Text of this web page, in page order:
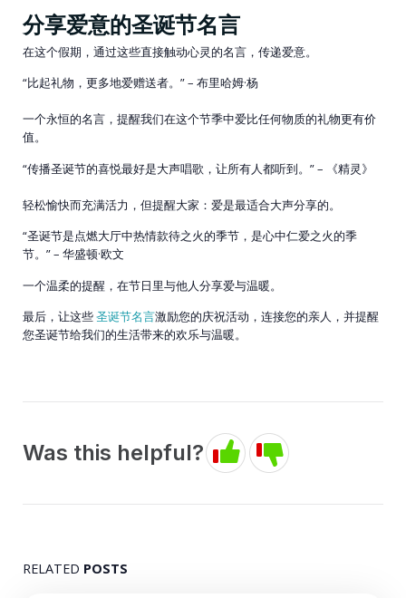
分享爱意的圣诞节名言
在这个假期，通过这些直接触动心灵的名言，传递爱意。
“比起礼物，更多地爱赠送者。” – 布里哈姆·杨
一个永恒的名言，提醒我们在这个节季中爱比任何物质的礼物更有价
值。
“传播圣诞节的喜悦最好是大声唱歌，让所有人都听到。” – 《精灵》
轻松愉快而充满活力，但提醒大家：爱是最适合大声分享的。
“圣诞节是点燃大厅中热情款待之火的季节，是心中仁爱之火的季
节。” – 华盛顿·欧文
一个温柔的提醒，在节日里与他人分享爱与温暖。
最后，让这些圣诞节名言激励您的庆祝活动，连接您的亲人，并提醒
您圣诞节给我们的生活带来的欢乐与温暖。
Was this helpful?
RELATED POSTS